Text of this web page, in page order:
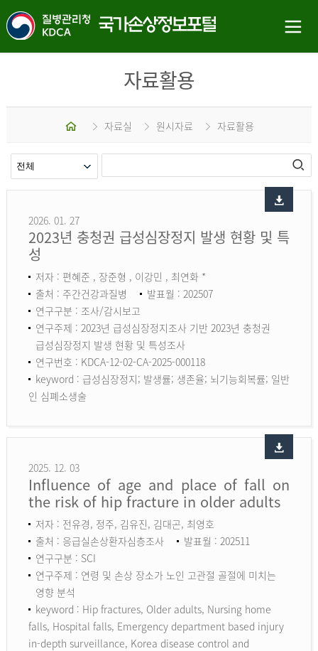
자료활용
홈 자료실 원시자료 자료활용
2026. 01. 27
2023년 충청권 급성심장정지 발생 현황 및 특
성
저자 : 편혜준 , 장준형 , 이강민 , 최연화 *
출처 : 주간건강과질병
발표월 : 202507
연구구분 : 조사/감시보고
연구주제 : 2023년 급성심장정지조사 기반 2023년 충청권
급성심장정지 발생 현황 및 특성조사
연구번호 : KDCA-12-02-CA-2025-000118
keyword : 급성심장정지; 발생률; 생존율; 뇌기능회복률; 일반
인 심폐소생술
2025. 12. 03
Influence of age and place of fall on
the risk of hip fracture in older adults
저자 : 전유경, 정주, 김유진, 김대곤, 최영호
출처 : 응급실손상환자심층조사
발표월 : 202511
연구구분 : SCI
연구주제 : 연령 및 손상 장소가 노인 고관절 골절에 미치는
영향 분석
keyword : Hip fractures, Older adults, Nursing home
falls, Hospital falls, Emergency department based injury
in-depth surveillance, Korea disease control and